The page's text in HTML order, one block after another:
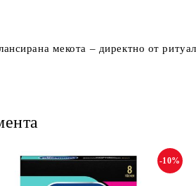
мекота – директно от
-10%